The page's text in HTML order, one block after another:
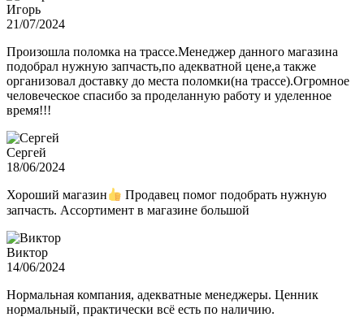
Игорь
21/07/2024
Произошла поломка на трассе.Менеджер данного магазина
подобрал нужную запчасть,по адекватной цене,а также
организовал доставку до места поломки(на трассе).Огромное
человеческое спасибо за проделанную работу и уделенное
время!!!
Сергей
18/06/2024
Хороший магазин
Продавец помог подобрать нужную
запчасть. Ассортимент в магазине большой
Виктор
14/06/2024
Нормальная компания, адекватные менеджеры. Ценник
нормальный, практически всё есть по наличию.